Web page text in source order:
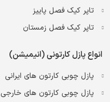
تاپر کیک فصل پاییز
تاپر کیک فصل زمستان
انواع پازل کارتونی (انیمیشن)
پازل چوبی کارتون های ایرانی
پازل چوبی کارتون های خارجی